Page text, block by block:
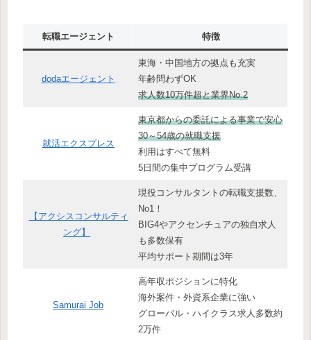
転職エージェント 特徴
dodaエージェント
東海・中国地方の拠点も充実
年齢問わずOK
求人数10万件超と業界No.2
就活エクスプレス
東京都からの委託による事業で安心
30～54歳の就職支援
利用はすべて無料
5日間の集中プログラム受講
【アクシスコンサルティ
ング】
現役コンサルタントの転職支援数、
No1！
BIG4やアクセンチュアの独自求人
も多数保有
平均サポート期間は3年
Samurai Job
高年収ポジションに特化
海外案件・外資系企業に強い
グローバル・ハイクラス求人多数約
2万件